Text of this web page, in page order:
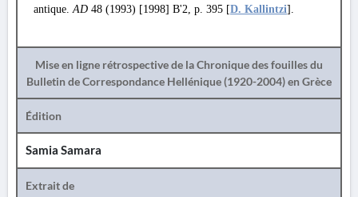
antique.AD 48 (1993) [1998] B'2, p. 395 [D. Kallintzi].
Mise en ligne rétrospective de la Chronique des fouilles du
Bulletin de Correspondance Hellénique (1920-2004) en Grèce
Édition
Samia Samara
Extrait de